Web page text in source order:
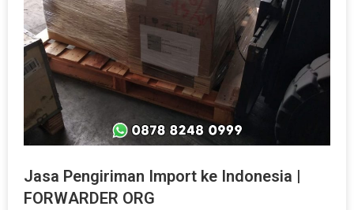
Jasa Pengiriman Import ke Indonesia |
FORWARDER ORG